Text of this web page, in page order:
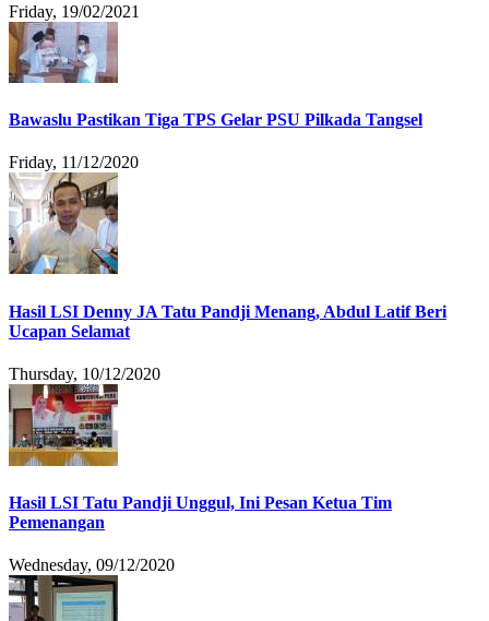
Friday, 19/02/2021
Bawaslu Pastikan Tiga TPS Gelar PSU Pilkada Tangsel
Friday, 11/12/2020
Hasil LSI Denny JA Tatu Pandji Menang, Abdul Latif Beri
Ucapan Selamat
Thursday, 10/12/2020
Hasil LSI Tatu Pandji Unggul, Ini Pesan Ketua Tim
Pemenangan
Wednesday, 09/12/2020